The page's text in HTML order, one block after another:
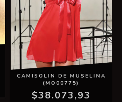
CAMISOLIN DE MUSELINA
(MO00775)
$38.073,93